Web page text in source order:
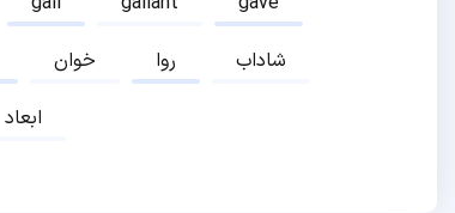
خوان روا
شاداب
ابعاد